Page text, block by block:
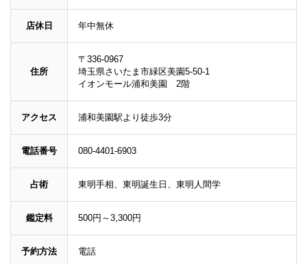
店休日 年中無休
住所
〒336-0967
埼玉県さいたま市緑区美園5-50-1
イオンモール浦和美園 2階
アクセス 浦和美園駅より徒歩3分
電話番号 080-4401-6903
占術 東明手相、東明誕生日、東明人間学
鑑定料 500円～3,300円
予約方法 電話